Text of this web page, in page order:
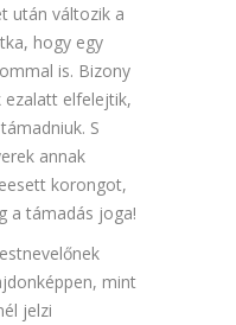
után változik a
hogy egy
is. Bizony
ezalatt elfelejtik,
S
annak
korongot,
a támadás joga!
mint
jelzi